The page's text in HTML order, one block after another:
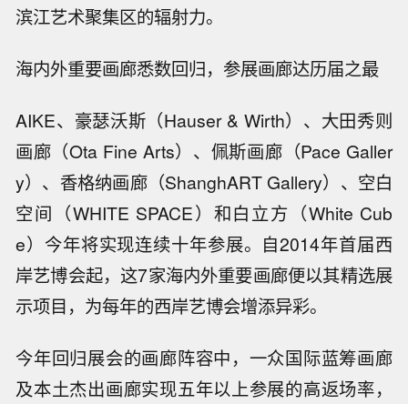
滨江艺术聚集区的辐射力。
海内外重要画廊悉数回归，参展画廊达历届之最
AIKE、豪瑟沃斯（Hauser & Wirth）、大田秀则
画廊（Ota Fine Arts）、佩斯画廊（Pace Galler
y）、香格纳画廊（ShanghART Gallery）、空白
空间（WHITE SPACE）和白立方（White Cub
e）今年将实现连续十年参展。自2014年首届西
岸艺博会起，这7家海内外重要画廊便以其精选展
示项目，为每年的西岸艺博会增添异彩。
今年回归展会的画廊阵容中，一众国际蓝筹画廊
及本土杰出画廊实现五年以上参展的高返场率，